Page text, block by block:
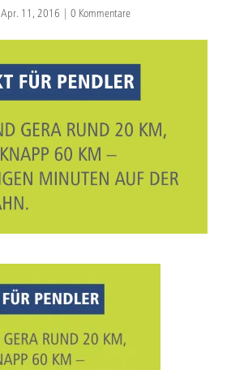
Apr. 11, 2016 | 0 Kommentare